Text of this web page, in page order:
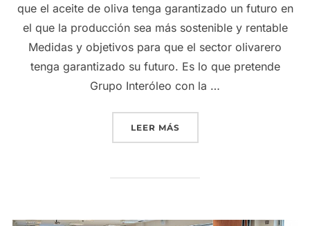
que el aceite de oliva tenga garantizado un futuro en
el que la producción sea más sostenible y rentable
Medidas y objetivos para que el sector olivarero
tenga garantizado su futuro. Es lo que pretende
Grupo Interóleo con la …
LEER MÁS«GRUPO INTERÓLEO